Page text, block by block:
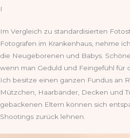
I
Im Vergleich zu standardisierten
Fotografen im Krankenhaus, nehme
die Neugeborenen und Babys.
wenn man Geduld und Feingefühl für
Ich besitze einen ganzen Fundus an
Mützchen, Haarbänder, Decken und
gebackenen Eltern können sich
Shootings zurück lehnen.